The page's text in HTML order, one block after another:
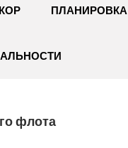
ПЛАНИРОВКА
флота